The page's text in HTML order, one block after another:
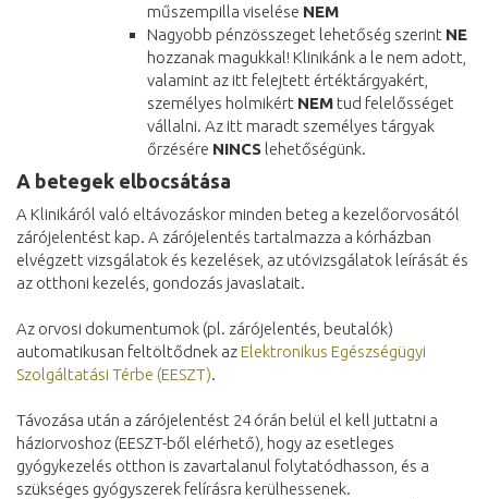
műszempilla viselése NEM
Nagyobb pénzösszeget lehetőség szerint NE
hozzanak magukkal! Klinikánk a le nem adott,
valamint az itt felejtett értéktárgyakért,
személyes holmikért NEM tud felelősséget
vállalni. Az itt maradt személyes tárgyak
őrzésére NINCS lehetőségünk.
A betegek elbocsátása
A Klinikáról való eltávozáskor minden beteg a kezelőorvosától
zárójelentést kap. A zárójelentés tartalmazza a kórházban
elvégzett vizsgálatok és kezelések, az utóvizsgálatok leírását és
az otthoni kezelés, gondozás javaslatait.
Az orvosi dokumentumok (pl. zárójelentés, beutalók)
automatikusan feltöltődnek azElektronikus Egészségügyi
Szolgáltatási Térbe (EESZT).
Távozása után a zárójelentést 24 órán belül el kell juttatni a
háziorvoshoz (EESZT-ből elérhető), hogy az esetleges
gyógykezelés otthon is zavartalanul folytatódhasson, és a
szükséges gyógyszerek felírásra kerülhessenek.